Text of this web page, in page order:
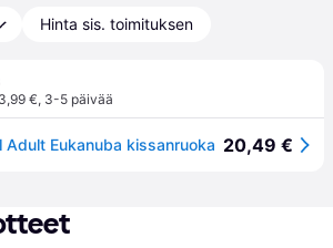
Hinta sis. toimituksen
€, 3-5 päivää
Adult Eukanuba kissanruoka 20,49 €